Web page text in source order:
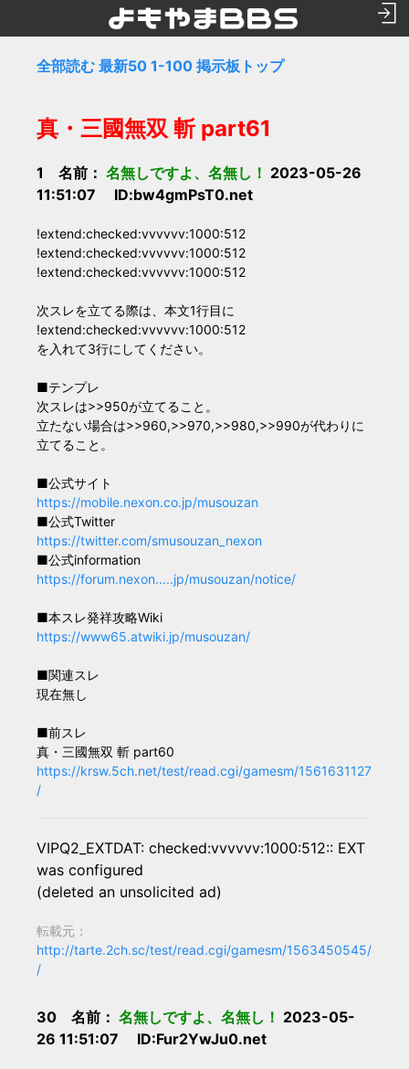
全部読む 最新50 1-100 掲示板トップ
真・三國無双 斬 part61
1 名前： 名無しですよ、名無し！ 2023-05-26
11:51:07 ID:bw4gmPsT0.net
!extend:checked:vvvvvv:1000:512
!extend:checked:vvvvvv:1000:512
!extend:checked:vvvvvv:1000:512
次スレを立てる際は、本文1行目に
!extend:checked:vvvvvv:1000:512
を入れて3行にしてください。
■テンプレ
次スレは>>950が立てること。
立たない場合は>>960,>>970,>>980,>>990が代わりに
立てること。
■公式サイト
https://mobile.nexon.co.jp/musouzan
■公式Twitter
https://twitter.com/smusouzan_nexon
■公式information
https://forum.nexon.....jp/musouzan/notice/
■本スレ発祥攻略Wiki
https://www65.atwiki.jp/musouzan/
■関連スレ
現在無し
■前スレ
真・三國無双 斬 part60
https://krsw.5ch.net/test/read.cgi/gamesm/1561631127
/
VIPQ2_EXTDAT: checked:vvvvvv:1000:512:: EXT
was configured
(deleted an unsolicited ad)
転載元：
http://tarte.2ch.sc/test/read.cgi/gamesm/1563450545/
/
30 名前： 名無しですよ、名無し！ 2023-05-
26 11:51:07 ID:Fur2YwJu0.net